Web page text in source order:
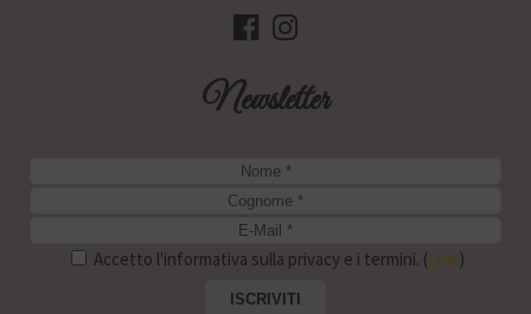
Newsletter
Accetto l'informativa sulla privacy e i termini. (Link)